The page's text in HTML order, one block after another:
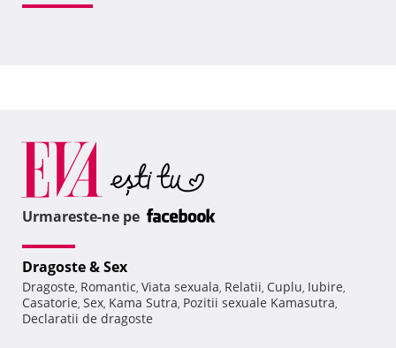
Urmareste-ne pe
Dragoste & Sex
Dragoste, Romantic, Viata sexuala, Relatii, Cuplu, Iubire,
Casatorie, Sex, Kama Sutra, Pozitii sexuale Kamasutra,
Declaratii de dragoste